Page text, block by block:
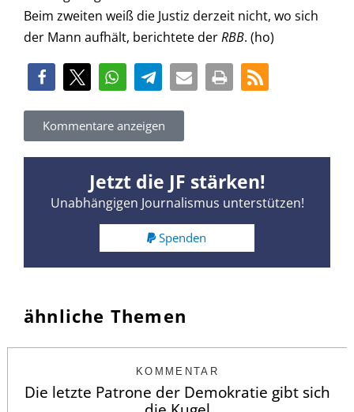
Beim zweiten weiß die Justiz derzeit nicht, wo sich
der Mann aufhält, berichtete derRBB. (ho)
Kommentare anzeigen
Jetzt die JF stärken!
Unabhängigen Journalismus unterstützen!
Spenden
ähnliche Themen
KOMMENTAR
Die letzte Patrone der Demokratie gibt sich